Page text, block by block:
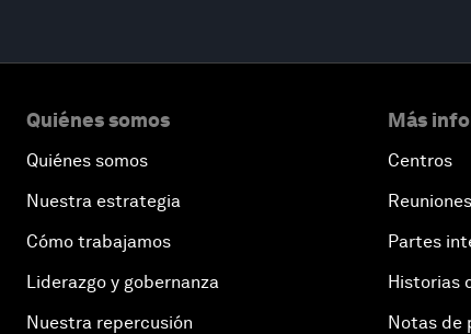
Quiénes somos
Quiénes somos
Nuestra estrategia
Cómo trabajamos
Liderazgo y gobernanza
Nuestra repercusión
Más
Centros
Reuniones
Partes
Historias
Notas de